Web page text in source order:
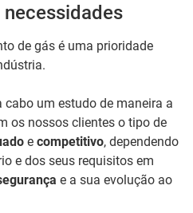
de gás é uma prioridade
um estudo de maneira a
os nossos clientes o tipo de
e competitivo, dependendo
e dos seus requisitos em
e a sua evolução ao